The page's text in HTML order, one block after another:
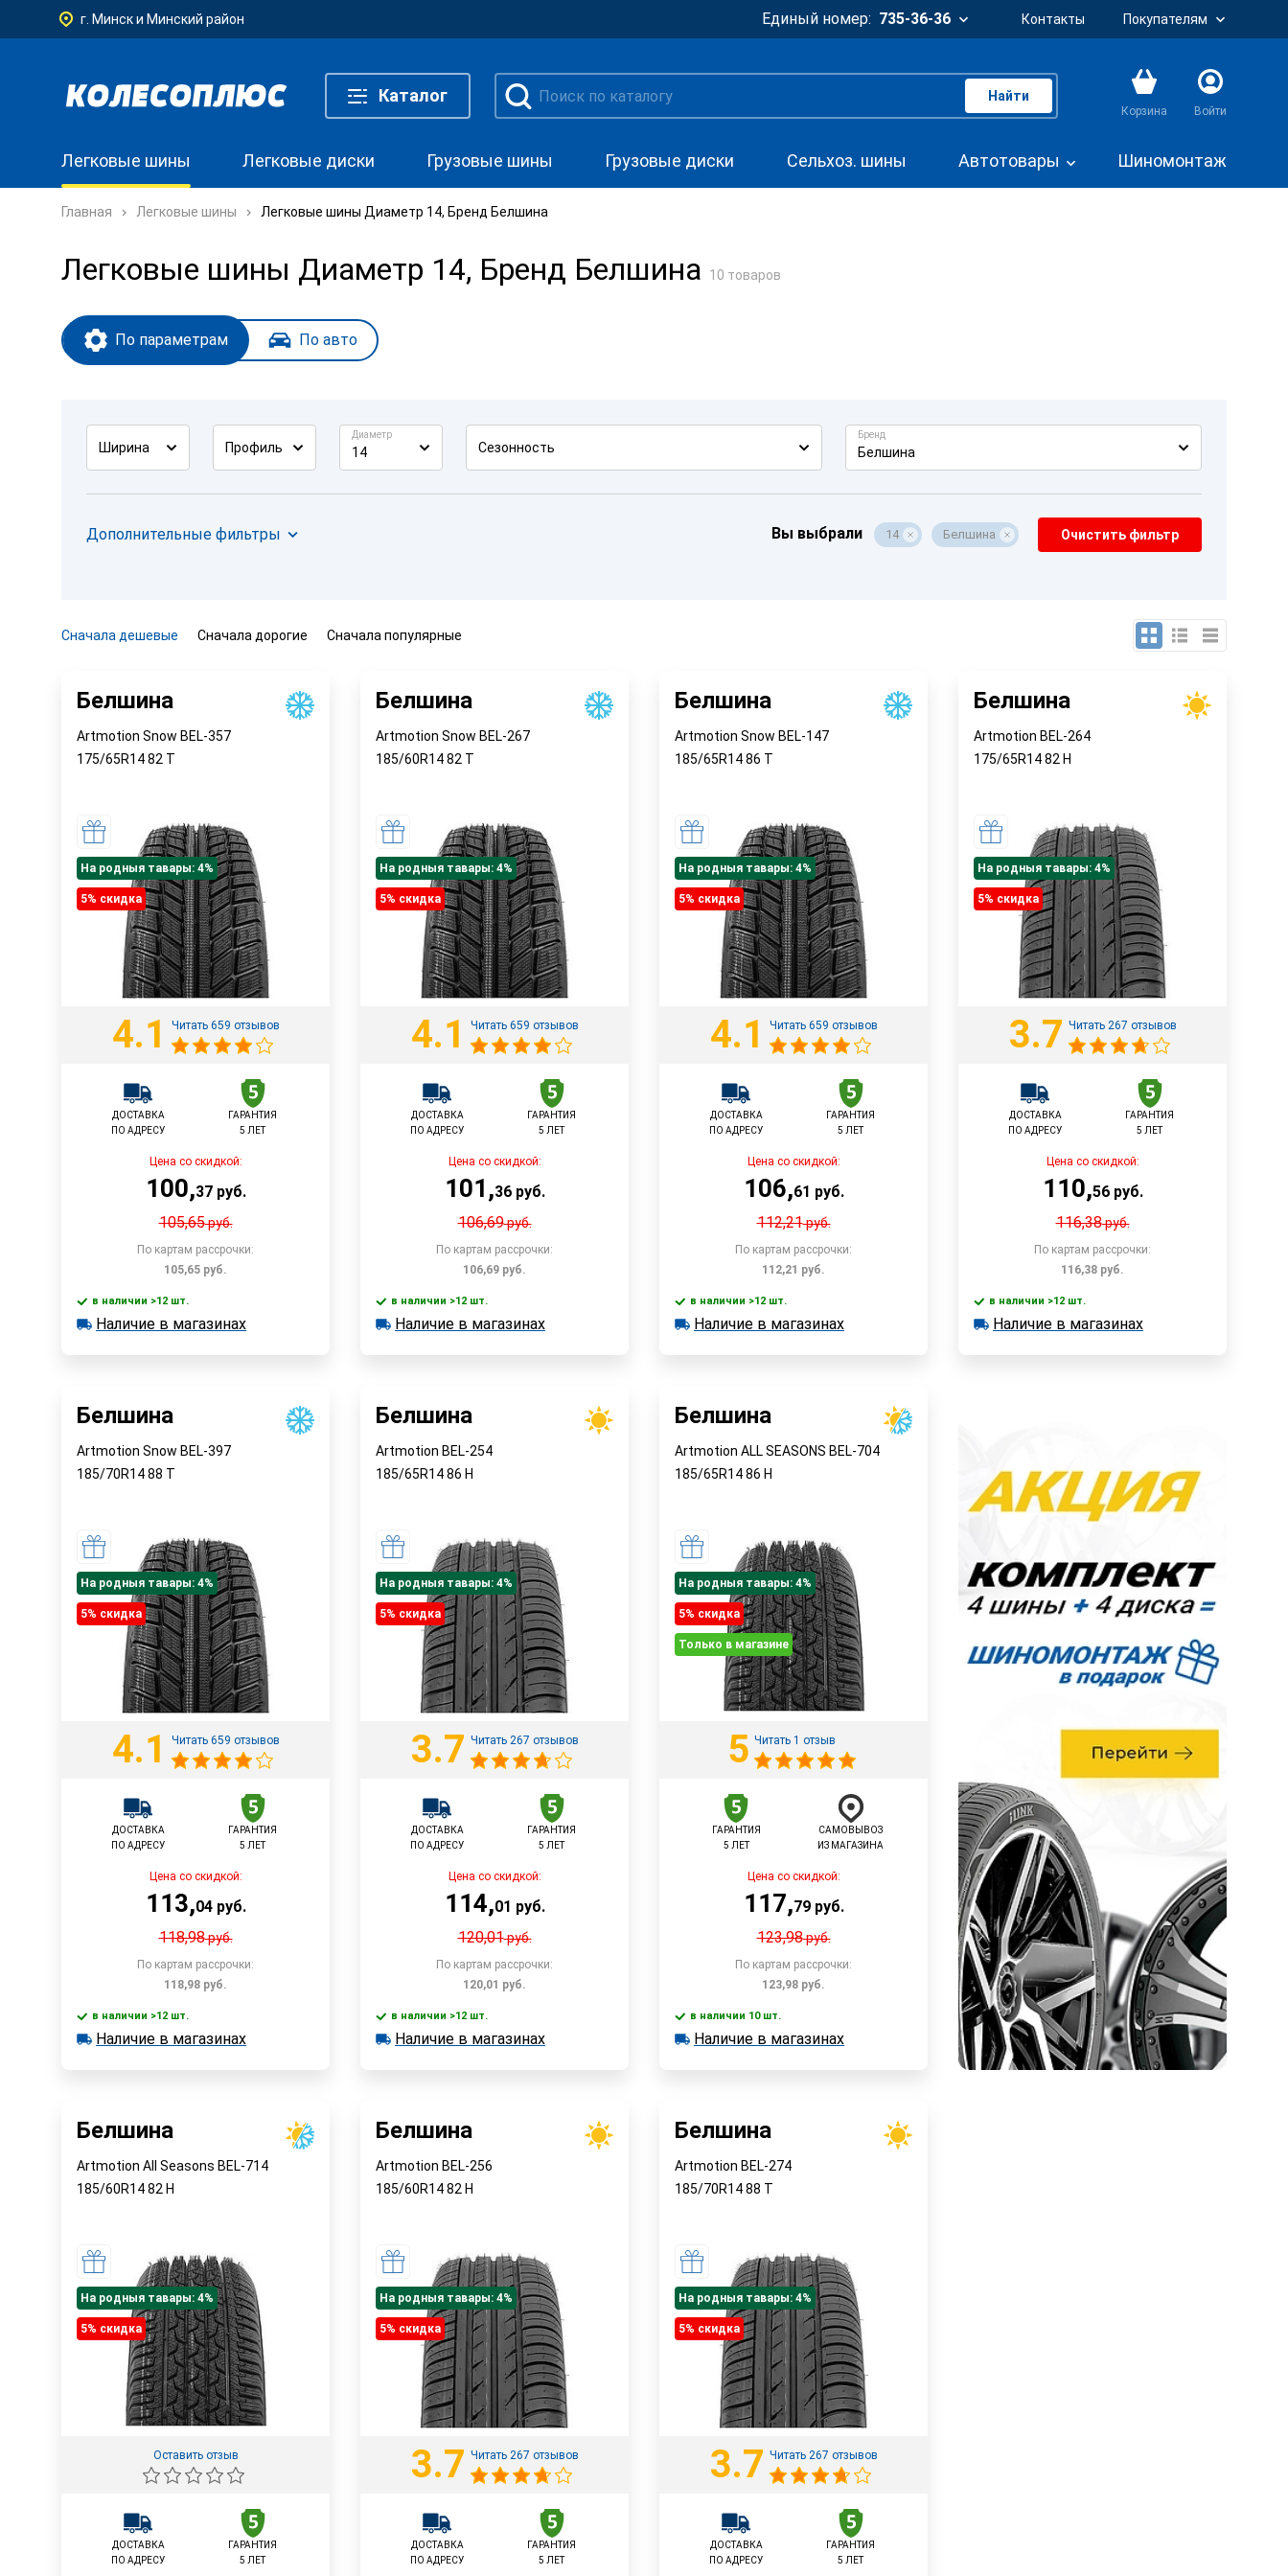
г. Минск и Минский район Единый номер: 735-36-36 Контакты Покупателям
Каталог Найти
Корзина Войти
Легковые шины Легковые диски Грузовые шины Грузовые диски Сельхоз. шины Автотовары Шиномонтаж
Главная Легковые шины Легковые шины Диаметр 14, Бренд Белшина
Легковые шины Диаметр 14, Бренд Белшина 10 товаров
По параметрам По авто
Ширина Профиль
Диаметр
14 Сезонность
Бренд
Белшина
Дополнительные фильтры Вы выбрали 14 Белшина Очистить фильтр
Сначала дешевые Сначала дорогие Сначала популярные
Белшина
Artmotion Snow BEL-357
175/65R1482 T
На родныя тавары: 4%
5% cкидка
4.1 Читать 659 отзывов
ДОСТАВКА
ПО АДРЕСУ
ГАРАНТИЯ
5 ЛЕТ
Цена со скидкой:
100,37руб.
105,65руб.
По картам рассрочки:
105,65 руб.
В корзину
в наличии >12 шт.
в наличии >12 шт.
Наличие в магазинах
Белшина
Artmotion Snow BEL-267
185/60R1482 T
На родныя тавары: 4%
5% cкидка
4.1 Читать 659 отзывов
ДОСТАВКА
ПО АДРЕСУ
ГАРАНТИЯ
5 ЛЕТ
Цена со скидкой:
101 ,36руб.
106,69руб.
По картам рассрочки:
106,69 руб.
В корзину
в наличии >12 шт.
в наличии >12 шт.
Наличие в магазинах
Белшина
Artmotion Snow BEL-147
185/65R1486 T
На родныя тавары: 4%
5% cкидка
4.1 Читать 659 отзывов
ДОСТАВКА
ПО АДРЕСУ
ГАРАНТИЯ
5 ЛЕТ
Цена со скидкой:
106,61 руб.
112,21руб.
По картам рассрочки:
112,21 руб.
В корзину
в наличии >12 шт.
в наличии >12 шт.
Наличие в магазинах
Белшина
Artmotion BEL-264
175/65R1482 H
На родныя тавары: 4%
5% cкидка
3.7 Читать 267 отзывов
ДОСТАВКА
ПО АДРЕСУ
ГАРАНТИЯ
5 ЛЕТ
Цена со скидкой:
110,56руб.
116,38руб.
По картам рассрочки:
116,38 руб.
В корзину
в наличии >12 шт.
в наличии >12 шт.
Наличие в магазинах
Белшина
Artmotion Snow BEL-397
185/70R1488 T
На родныя тавары: 4%
5% cкидка
4.1 Читать 659 отзывов
ДОСТАВКА
ПО АДРЕСУ
ГАРАНТИЯ
5 ЛЕТ
Цена со скидкой:
113,04руб.
118,98руб.
По картам рассрочки:
118,98 руб.
В корзину
в наличии >12 шт.
в наличии >12 шт.
Наличие в магазинах
Белшина
Artmotion BEL-254
185/65R1486 H
На родныя тавары: 4%
5% cкидка
3.7 Читать 267 отзывов
ДОСТАВКА
ПО АДРЕСУ
ГАРАНТИЯ
5 ЛЕТ
Цена со скидкой:
114,01 руб.
120,01руб.
По картам рассрочки:
120,01 руб.
В корзину
в наличии >12 шт.
в наличии >12 шт.
Наличие в магазинах
Белшина
Artmotion ALL SEASONS BEL-704
185/65R1486 H
На родныя тавары: 4%
5% cкидка
Только в магазине
5 Читать 1 отзыв
ГАРАНТИЯ
5 ЛЕТ
САМОВЫВОЗ
ИЗ МАГАЗИНА
Цена со скидкой:
117,79руб.
123,98руб.
По картам рассрочки:
123,98 руб.
Быстрый заказ
в наличии 10 шт.
в наличии 10 шт.
Наличие в магазинах
Белшина
Artmotion All Seasons BEL-714
185/60R1482 H
На родныя тавары: 4%
5% cкидка
Оставить отзыв
ДОСТАВКА
ПО АДРЕСУ
ГАРАНТИЯ
5 ЛЕТ
Белшина
Artmotion BEL-256
185/60R1482 H
На родныя тавары: 4%
5% cкидка
3.7 Читать 267 отзывов
ДОСТАВКА
ПО АДРЕСУ
ГАРАНТИЯ
5 ЛЕТ
Белшина
Artmotion BEL-274
185/70R1488 T
На родныя тавары: 4%
5% cкидка
3.7 Читать 267 отзывов
ДОСТАВКА
ПО АДРЕСУ
ГАРАНТИЯ
5 ЛЕТ